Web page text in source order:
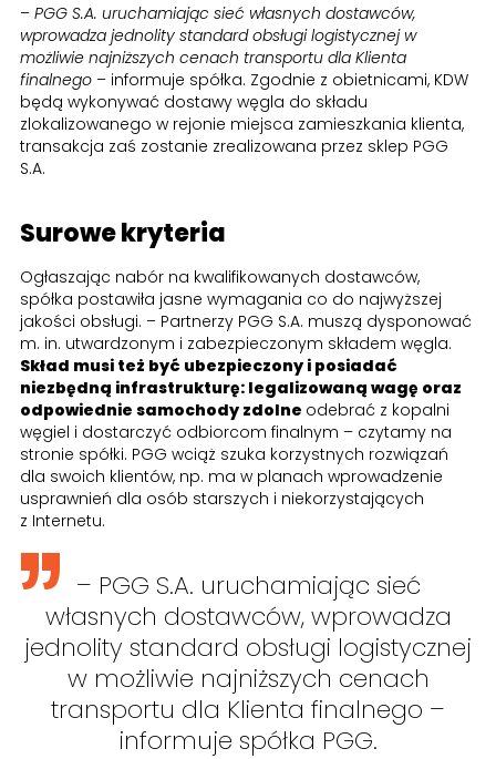
– PGG S.A. uruchamiając sieć własnych dostawców,
wprowadza jednolity standard obsługi logistycznej w
możliwie najniższych cenach transportu dla Klienta
finalnego – informuje spółka. Zgodnie z obietnicami, KDW
będą wykonywać dostawy węgla do składu
zlokalizowanego w rejonie miejsca zamieszkania klienta,
transakcja zaś zostanie zrealizowana przez sklep PGG
S.A.
Surowe kryteria
Ogłaszając nabór na kwalifikowanych dostawców,
spółka postawiła jasne wymagania co do najwyższej
jakości obsługi. – Partnerzy PGG S.A. muszą dysponować
m. in. utwardzonym i zabezpieczonym składem węgla.
Skład musi też być ubezpieczony i posiadać
niezbędną infrastrukturę: legalizowaną wagę oraz
odpowiednie samochody zdolne odebrać z kopalni
węgiel i dostarczyć odbiorcom finalnym – czytamy na
stronie spółki. PGG wciąż szuka korzystnych rozwiązań
dla swoich klientów, np. ma w planach wprowadzenie
usprawnień dla osób starszych i niekorzystających
z Internetu.
– PGG S.A. uruchamiając sieć
własnych dostawców, wprowadza
jednolity standard obsługi logistycznej
w możliwie najniższych cenach
transportu dla Klienta finalnego –
informuje spółka PGG.